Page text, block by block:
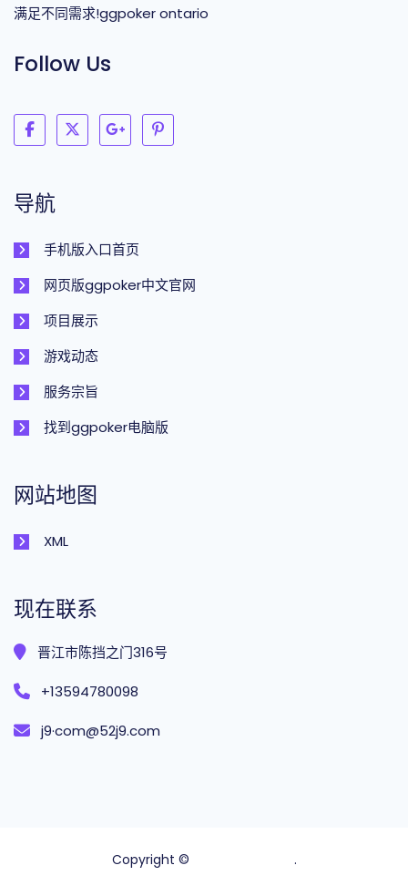
满足不同需求!ggpoker ontario
Follow Us
导航
手机版入口首页
网页版ggpoker中文官网
项目展示
游戏动态
服务宗旨
找到ggpoker电脑版
网站地图
XML
现在联系
晋江市陈挡之门316号
+13594780098
j9·com@52j9.com
Copyright © .